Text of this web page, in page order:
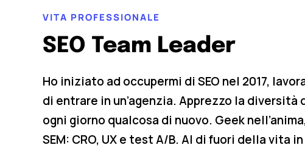
VITA PROFESSIONALE
SEO Team Leader
Ho iniziato ad occupermi di SEO nel 2017,
di entrare in un’agenzia. Apprezzo la
ogni giorno qualcosa di nuovo. Geek
SEM: CRO, UX e test A/B. Al di fuori della vita